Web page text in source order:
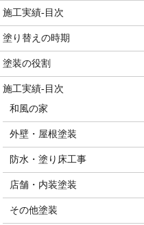
施工実績-目次
塗り替えの時期
塗装の役割
施工実績-目次
和風の家
外壁・屋根塗装
防水・塗り床工事
店舗・内装塗装
その他塗装